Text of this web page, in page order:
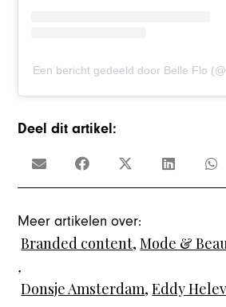
Een bericht gedeeld door Belle Flo
Deel dit artikel:
Meer artikelen over:
Branded content,Mode &
,
Donsje Amsterdam,Eddy